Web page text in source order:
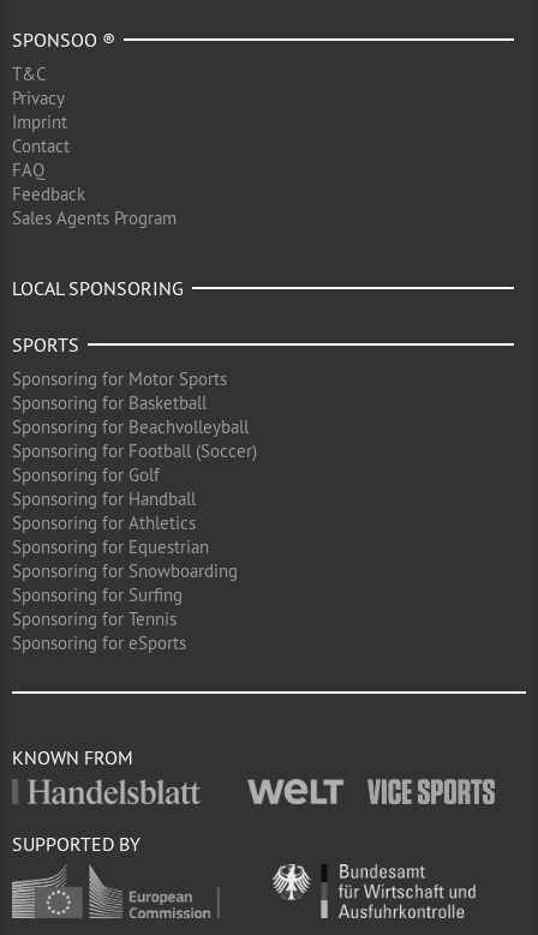
SPONSOO ®
T&C
Privacy
Imprint
Contact
FAQ
Feedback
Sales Agents Program
LOCAL SPONSORING
SPORTS
Sponsoring for Motor Sports
Sponsoring for Basketball
Sponsoring for Beachvolleyball
Sponsoring for Football (Soccer)
Sponsoring for Golf
Sponsoring for Handball
Sponsoring for Athletics
Sponsoring for Equestrian
Sponsoring for Snowboarding
Sponsoring for Surfing
Sponsoring for Tennis
Sponsoring for eSports
KNOWN FROM
SUPPORTED BY